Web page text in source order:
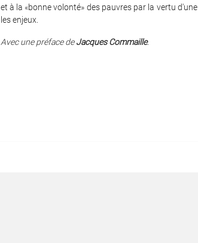
et à la «bonne volonté» des pauvres par la vertu
les enjeux.
Avec une préface deJacques Commaille.